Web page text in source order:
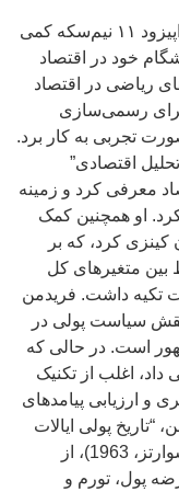
درباره تاریخچه این دو روش مدل‌سازی در اپیزود ۱۱ نیم‌سکه کمی
خود در اقتصاد
ریاضی در اقتصاد
برای رسمی‌سازی
تجربی به کار برد.
اقتصادی”
معرفی کرد و زمینه
او همچنین کمک
کرد، که بر
بین متغیرهای کل
تکیه داشت. فریدمن
نقش سیاست پولی در
است. در حالی که
اغلب از تکنیک
و ارزیابی پیامدهای
پولی ایالات
متحده، 1867-1960” (تالیف مشترک با آنا شوارتز، 1963)، از
پول، تورم و